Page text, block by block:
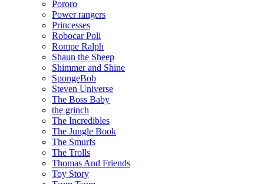
Pororo
Power rangers
Princesses
Robocar Poli
Rompe Ralph
Shaun the Sheep
Shimmer and Shine
SpongeBob
Steven Universe
The Boss Baby
the grinch
The Incredibles
The Jungle Book
The Smurfs
The Trolls
Thomas And Friends
Toy Story